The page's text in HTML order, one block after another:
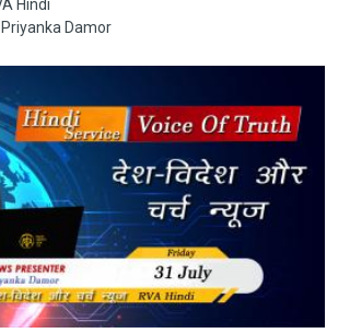
Hindi
Damor